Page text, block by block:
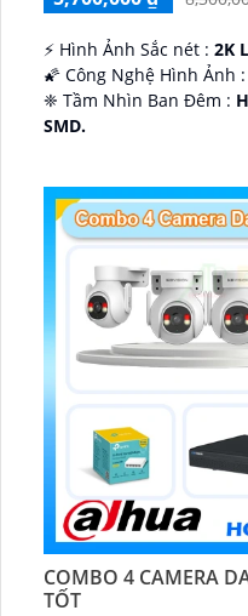
️⚡ Hình Ảnh Sắc nét : 2K
🌠 Công Nghệ Hình Ảnh :
❈ Tầm Nhìn Ban Đêm :
SMD.
COMBO 4 CAMERA
TỐT